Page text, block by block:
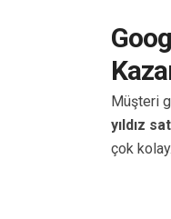
Müşteri
yıldız
çok kolay.